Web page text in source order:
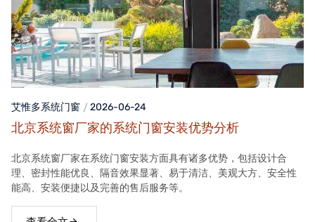
艾惟多系统门窗 2026-06-24
北京系统窗厂家的系统门窗安装优势分析
北京系统窗厂家在系统门窗安装方面具有诸多优势，包括设计合
理、密封性能优良、隔音效果显著、易于清洁、美观大方、安全性
能高、安装便捷以及完善的售后服务等。